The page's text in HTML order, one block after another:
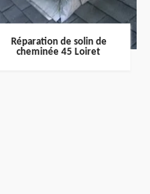
Réparation de solin de
cheminée 45 Loiret